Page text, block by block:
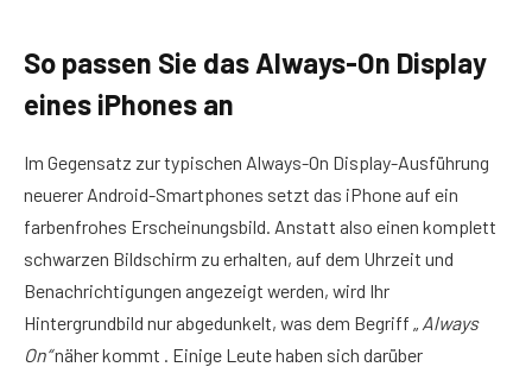
So passen Sie das Always-On Display
eines iPhones an
Im Gegensatz zur typischen Always-On Display-Ausführung
neuerer Android-Smartphones setzt das iPhone auf ein
farbenfrohes Erscheinungsbild. Anstatt also einen komplett
schwarzen Bildschirm zu erhalten, auf dem Uhrzeit und
Benachrichtigungen angezeigt werden, wird Ihr
Hintergrundbild nur abgedunkelt, was dem Begriff „ Always
On“näher kommt . Einige Leute haben sich darüber